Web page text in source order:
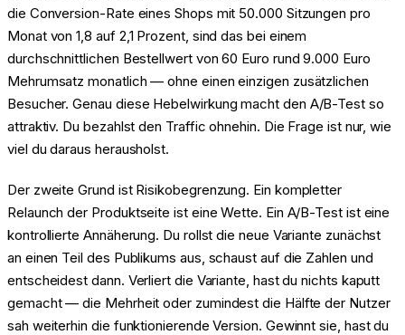
die Conversion-Rate eines Shops mit 50.000 Sitzungen pro
Monat von 1,8 auf 2,1 Prozent, sind das bei einem
durchschnittlichen Bestellwert von 60 Euro rund 9.000 Euro
Mehrumsatz monatlich — ohne einen einzigen zusätzlichen
Besucher. Genau diese Hebelwirkung macht den A/B-Test so
attraktiv. Du bezahlst den Traffic ohnehin. Die Frage ist nur, wie
viel du daraus herausholst.
Der zweite Grund ist Risikobegrenzung. Ein kompletter
Relaunch der Produktseite ist eine Wette. Ein A/B-Test ist eine
kontrollierte Annäherung. Du rollst die neue Variante zunächst
an einen Teil des Publikums aus, schaust auf die Zahlen und
entscheidest dann. Verliert die Variante, hast du nichts kaputt
gemacht — die Mehrheit oder zumindest die Hälfte der Nutzer
sah weiterhin die funktionierende Version. Gewinnt sie, hast du